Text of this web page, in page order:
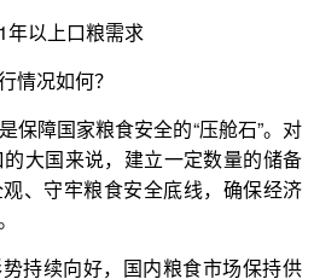
年以上口粮需求
情况如何？
保障国家粮食安全的“压舱石”。对
大国来说，建立一定数量的储备
、守牢粮食安全底线，确保经济
持续向好，国内粮食市场保持供